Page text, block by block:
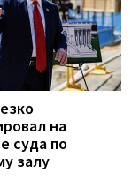
на
суда по
залу